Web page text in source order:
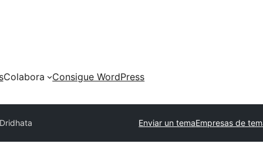
Colabora
Consigue WordPress
Enviar un temaEmpresas de